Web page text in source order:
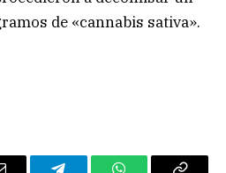
de «cannabis sativa».